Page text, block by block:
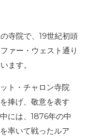
寺院で、19世紀初頭
ァー・ウェスト通り
ます。
ト・チャロン寺院
捧げ、敬意を表す
には、1876年の中
率いて戦ったルア